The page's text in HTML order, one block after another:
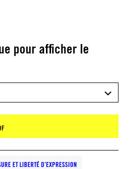
pour afficher le
ET LIBERTÉ D’EXPRESSION